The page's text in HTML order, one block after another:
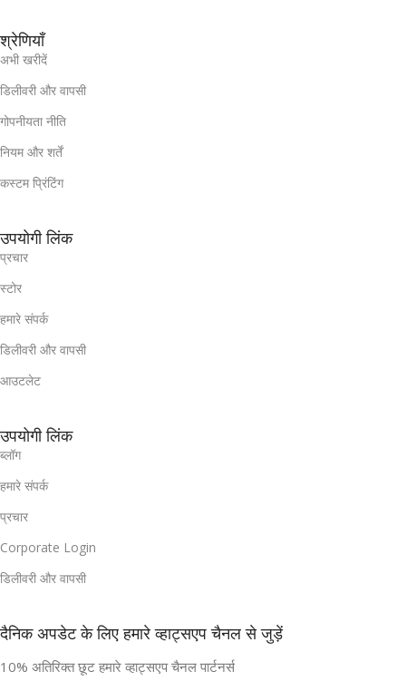
श्रेणियाँ
अभी खरीदें
डिलीवरी और वापसी
गोपनीयता नीति
नियम और शर्तें
कस्टम प्रिंटिंग
उपयोगी लिंक
प्रचार
स्टोर
हमारे संपर्क
डिलीवरी और वापसी
आउटलेट
उपयोगी लिंक
ब्लॉग
हमारे संपर्क
प्रचार
Corporate Login
डिलीवरी और वापसी
दैनिक अपडेट के लिए हमारे व्हाट्सएप चैनल से जुड़ें
10% अतिरिक्त छूट हमारे व्हाट्सएप चैनल पार्टनर्स